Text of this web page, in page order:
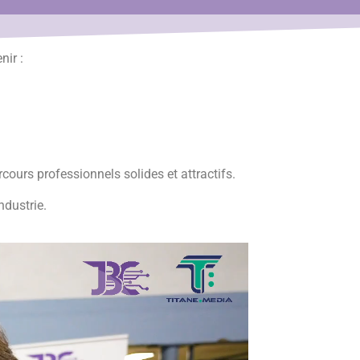
:
professionnels solides et attractifs.